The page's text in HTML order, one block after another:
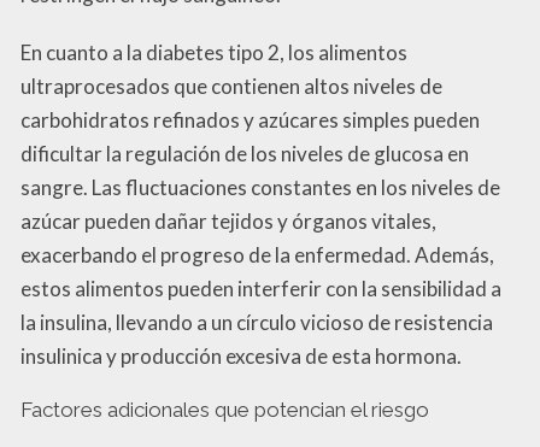
En cuanto a la diabetes tipo 2, los alimentos
ultraprocesados que contienen altos niveles de
carbohidratos refinados y azúcares simples pueden
dificultar la regulación de los niveles de glucosa en
sangre. Las fluctuaciones constantes en los niveles de
azúcar pueden dañar tejidos y órganos vitales,
exacerbando el progreso de la enfermedad. Además,
estos alimentos pueden interferir con la sensibilidad a
la insulina, llevando a un círculo vicioso de resistencia
insulinica y producción excesiva de esta hormona.
Factores adicionales que potencian el riesgo